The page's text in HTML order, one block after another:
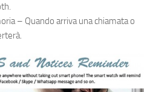
– Quando arriva una chiamata o